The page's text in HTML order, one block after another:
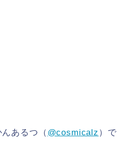
あるつ（ @cosmicalz ）で